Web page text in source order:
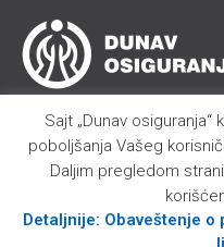
Sajt „Dunav
poboljšanja Vašeg
Daljim pregledom
Detaljnije: Obaveštenje